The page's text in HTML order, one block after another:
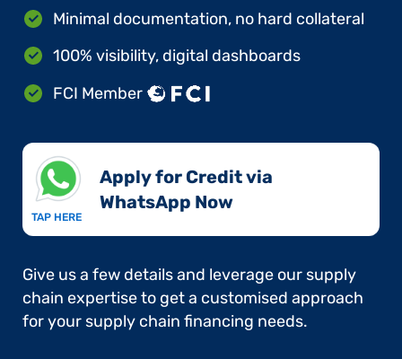
Minimal documentation, no hard collateral
100% visibility, digital dashboards
FCI Member
TAP HERE
Apply for Credit via
WhatsApp Now​
Give us a few details and leverage our supply
chain expertise to get a customised approach
for your supply chain financing needs.